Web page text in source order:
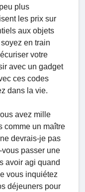
plus
les prix sur
aux objets
en train
votre
avec un gadget
ces codes
dans la vie.
avez mille
comme un maître
devrais-je pas
passer une
avoir agi quand
vous inquiétez
déjeuners pour